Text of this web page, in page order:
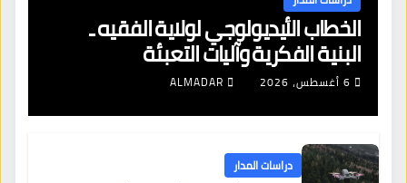
الخطاب الأيديولوجي لولاية الفقيه ـ
البنية الفكرية وآليات التعبئة
6 أغسطس، 2026 ALMADAR
دراسات المدار